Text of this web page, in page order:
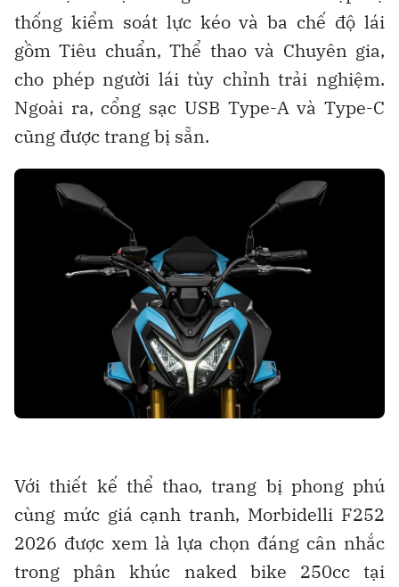
thống kiểm soát lực kéo và ba chế độ lái
gồm Tiêu chuẩn, Thể thao và Chuyên gia,
cho phép người lái tùy chỉnh trải nghiệm.
Ngoài ra, cổng sạc USB Type-A và Type-C
cũng được trang bị sẵn.
Với thiết kế thể thao, trang bị phong phú
cùng mức giá cạnh tranh, Morbidelli F252
2026 được xem là lựa chọn đáng cân nhắc
trong phân khúc naked bike 250cc tại